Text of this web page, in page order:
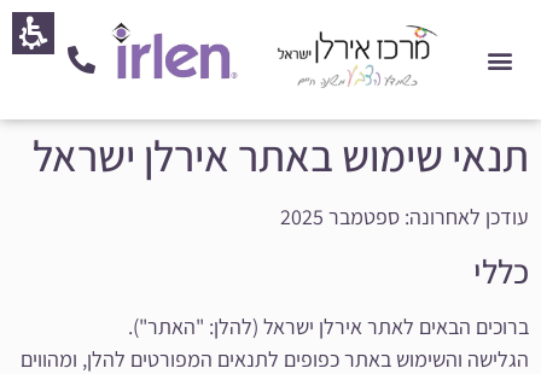
לחץ
אנטר
לעבור
תוכן
תנאי שימוש באתר אירלן ישראל
עודכן לאחרונה: ספטמבר 2025
כללי
ברוכים הבאים לאתר אירלן ישראל (להלן: "האתר").
הגלישה והשימוש באתר כפופים לתנאים המפורטים להלן, ומהווים